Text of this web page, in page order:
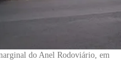
do Anel Rodoviário, em